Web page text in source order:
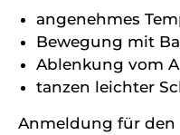
angenehmes
Bewegung mit
Ablenkung vom
tanzen leichter
Anmeldung für den